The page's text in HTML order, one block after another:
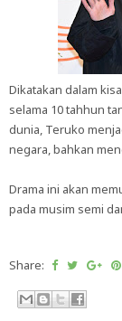
Dikatakan dalam
selama 10 tahhun
dunia, Teruko
negara, bahkan
Drama ini akan
pada musim semi
Share: